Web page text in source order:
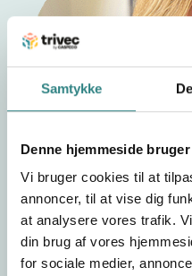
Samtykke
Denne hjemmeside
Vi bruger cookies til at
annoncer, til at vise dig
at analysere vores trafik.
din brug af vores
for sociale medier,
l
e